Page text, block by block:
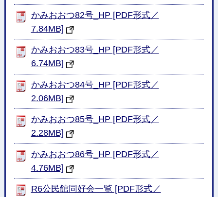
かみおおつ82号_HP [PDF形式／
7.84MB]
かみおおつ83号_HP [PDF形式／
6.74MB]
かみおおつ84号_HP [PDF形式／
2.06MB]
かみおおつ85号_HP [PDF形式／
2.28MB]
かみおおつ86号_HP [PDF形式／
4.76MB]
R6公民館同好会一覧 [PDF形式／